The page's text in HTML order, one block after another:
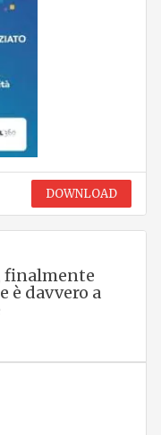
DOWNLOAD
finalmente
è davvero a